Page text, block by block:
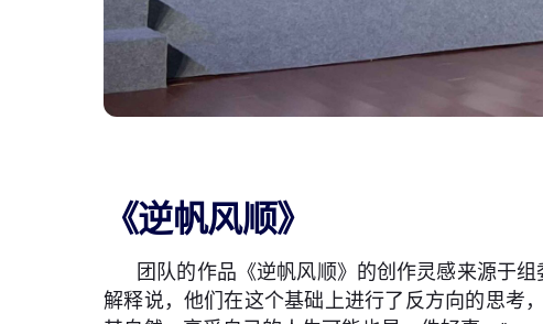
《逆帆风顺》
团队的作品《逆帆风顺》的创作灵感来源于
解释说，他们在这个基础上进行了反方向的思考